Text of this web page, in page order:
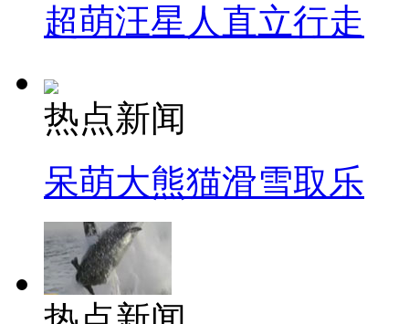
超萌汪星人直立行走
热点新闻
呆萌大熊猫滑雪取乐